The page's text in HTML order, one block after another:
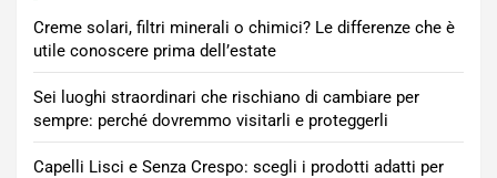
Creme solari, filtri minerali o chimici? Le differenze che è
utile conoscere prima dell’estate
Sei luoghi straordinari che rischiano di cambiare per
sempre: perché dovremmo visitarli e proteggerli
Capelli Lisci e Senza Crespo: scegli i prodotti adatti per